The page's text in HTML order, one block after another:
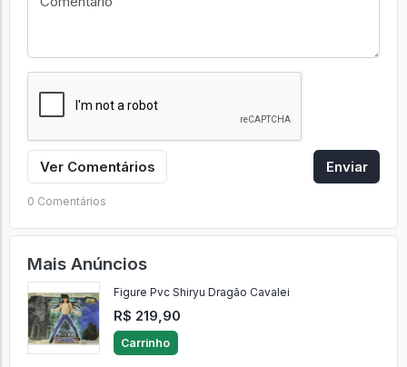
Ver Comentários Enviar
0 Comentários
Mais Anúncios
Figure Pvc Shiryu Dragão Cavalei
R$ 219,90
Carrinho